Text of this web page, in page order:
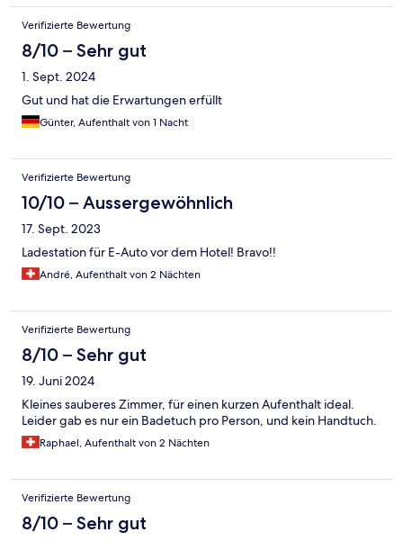
Verifizierte Bewertung
8/10 – Sehr gut
1. Sept. 2024
Gut und hat die Erwartungen erfüllt
Günter, Aufenthalt von 1 Nacht
Verifizierte Bewertung
10/10 – Aussergewöhnlich
17. Sept. 2023
Ladestation für E-Auto vor dem Hotel! Bravo!!
André, Aufenthalt von 2 Nächten
Verifizierte Bewertung
8/10 – Sehr gut
19. Juni 2024
Kleines sauberes Zimmer, für einen kurzen Aufenthalt ideal.
Leider gab es nur ein Badetuch pro Person, und kein Handtuch.
Raphael, Aufenthalt von 2 Nächten
Verifizierte Bewertung
8/10 – Sehr gut